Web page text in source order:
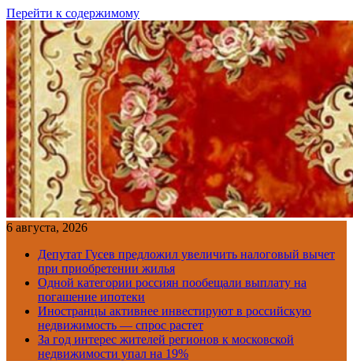
Перейти к содержимому
6 августа, 2026
Депутат Гусев предложил увеличить налоговый вычет
при приобретении жилья
Одной категории россиян пообещали выплату на
погашение ипотеки
Иностранцы активнее инвестируют в российскую
недвижимость — спрос растет
За год интерес жителей регионов к московской
недвижимости упал на 19%